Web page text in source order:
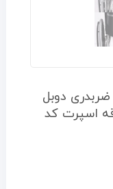
ویلچر ارتوپدی مدل ۷۰۱ سایز ۴۳ ضربدری دوبل
اسپرت کد